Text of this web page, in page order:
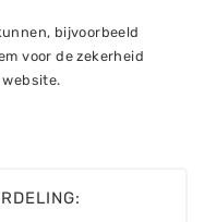
bijvoorbeeld
voor de zekerheid